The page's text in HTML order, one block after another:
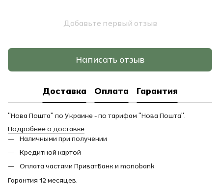
Добавьте первый отзыв
Написать отзыв
Доставка Оплата Гарантия
"Нова Пошта" по Украине - по тарифам "Нова Пошта".
Подробнее о доставке
Наличными при получении
Кредитной картой
Оплата частями ПриватБанк и monobank
Гарантия 12 месяцев.